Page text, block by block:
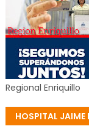
Regional Enriquillo
HOSPITAL